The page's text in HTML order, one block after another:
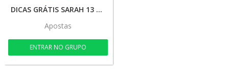
DICAS GRÁTIS SARAH 13 🍀🚀
Apostas
ENTRAR NO GRUPO